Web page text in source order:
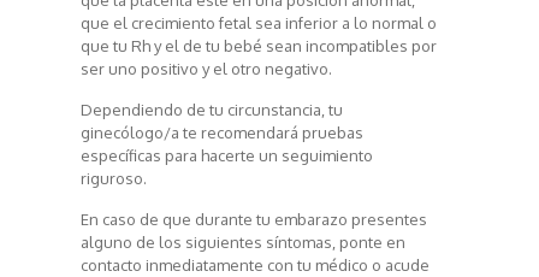
que el crecimiento fetal sea inferior a lo normal o
que tu Rh y el de tu bebé sean incompatibles por
ser uno positivo y el otro negativo.
Dependiendo de tu circunstancia, tu
ginecólogo/a te recomendará pruebas
específicas para hacerte un seguimiento
riguroso.
En caso de que durante tu embarazo presentes
alguno de los siguientes síntomas, ponte en
contacto inmediatamente con tu médico o acude